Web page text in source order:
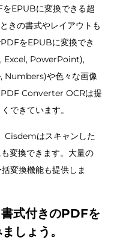
EPUBに変換できる超
きの書式やレイアウトも
をEPUBに変換でき
Excel, PowerPoint),
Numbers)や色々な画像
Converter OCRは提
できています。
Cisdemはスキャンした
変換できます。大量の
変換機能も提供しま
式付きのPDFを
しょう。